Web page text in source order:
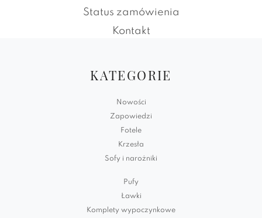
Status zamówienia
Kontakt
KATEGORIE
Nowości
Zapowiedzi
Fotele
Krzesła
Sofy i narożniki
Pufy
Ławki
Komplety wypoczynkowe